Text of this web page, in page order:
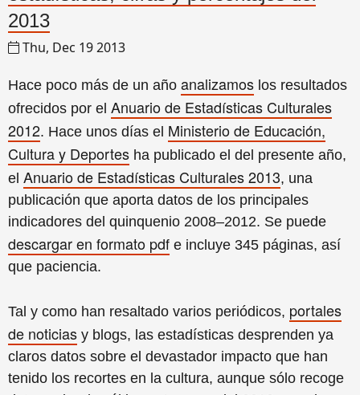
2013
Thu, Dec 19 2013
Hace poco más de un año analizamos los resultados
ofrecidos por el Anuario de Estadísticas Culturales
2012. Hace unos días el Ministerio de Educación,
Cultura y Deportes ha publicado el del presente año,
el Anuario de Estadísticas Culturales 2013, una
publicación que aporta datos de los principales
indicadores del quinquenio 2008–2012. Se puede
descargar en formato pdf e incluye 345 páginas, así
que paciencia.
Tal y como han resaltado varios periódicos, portales
de noticias y blogs, las estadísticas desprenden ya
claros datos sobre el devastador impacto que han
tenido los recortes en la cultura, aunque sólo recoge